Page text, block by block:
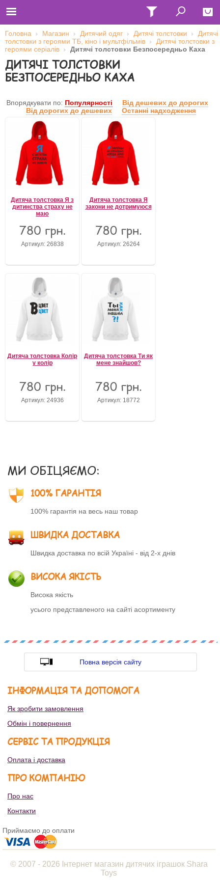
Close
Главная
Футболки
Толстовки (кенгурушки)
Бейсболки
Ветровки
Оплата и доставка
Сотрудничество
Ім'я користувача
Пароль
Запам'ятати мене
Забули свій пароль?
Забули своє Ім’я Користувача?
Головна Магазин Дитячий одяг Дитячі толстовки
Дитячі
толстовки з героями ТБ, кіно і мультфільмів
Дитячі толстовки з
героями серіалів
Дитячі толстовки Безпосередньо Каха
ДИТЯЧІ ТОЛСТОВКИ
БЕЗПОСЕРЕДНЬО КАХА
Впорядкувати по: Популярності
Від дешевих до дорогих
Від дорогих до дешевих
Останні надходження
Дитяча толстовка Я з
дитинства страху не
маю
780 грн.
Артикул: 26838
Дитяча толстовка Я
закони не дотримуюся
780 грн.
Артикул: 26264
Дитяча толстовка Колір
у колір
780 грн.
Артикул: 24936
Дитяча толстовка Ти як
мене знайшов?
780 грн.
Артикул: 18772
МИ ОБІЦЯЄМО:
100% ГАРАНТІЯ
100% гарантія на весь наш товар
ШВИДКА ДОСТАВКА
Швидка доставка по всій Україні - від 2-х днів
ВИСОКА ЯКІСТЬ
Висока якість
усього представленого на сайті асортименту
Повна версія сайту
ІНФОРМАЦІЯ ТА ДОПОМОГА
Як зробити замовлення
Обмін і повернення
СЕРВІС ТА ПРОДУКЦІЯ
Оплата і доставка
ПРО КОМПАНІЮ
Про нас
Контакти
Приймаємо до оплати
© 2007 - 2026 Інтернет магазин дитячих іграшок Shara
Toys